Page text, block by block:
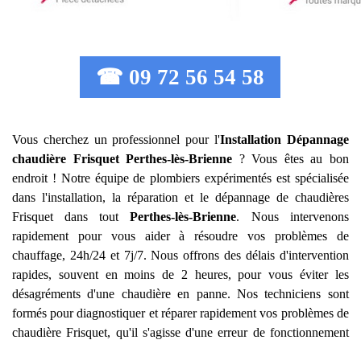
☎ 09 72 56 54 58
Vous cherchez un professionnel pour l'Installation Dépannage
chaudière Frisquet Perthes-lès-Brienne ? Vous êtes au bon
endroit ! Notre équipe de plombiers expérimentés est spécialisée
dans l'installation, la réparation et le dépannage de chaudières
Frisquet dans toutPerthes-lès-Brienne. Nous intervenons
rapidement pour vous aider à résoudre vos problèmes de
chauffage, 24h/24 et 7j/7. Nous offrons des délais d'intervention
rapides, souvent en moins de 2 heures, pour vous éviter les
désagréments d'une chaudière en panne. Nos techniciens sont
formés pour diagnostiquer et réparer rapidement vos problèmes de
chaudière Frisquet, qu'il s'agisse d'une erreur de fonctionnement